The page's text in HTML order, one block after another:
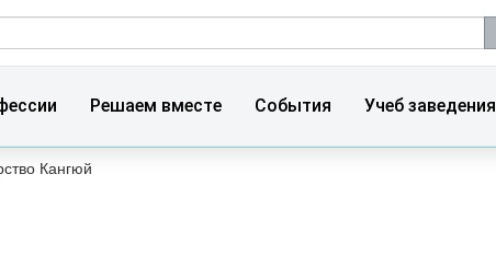
поиска
Решаем вместе События Учеб заведения
Кангюй